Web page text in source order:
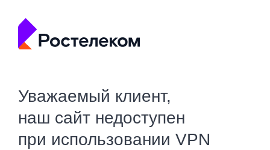
Уважаемый клиент,
наш сайт недоступен
при использовании VPN